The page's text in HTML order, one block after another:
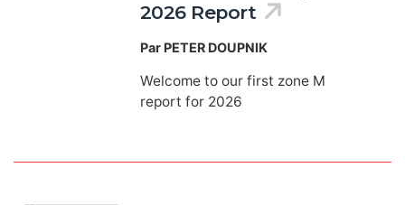
2026 Report
Par PETER DOUPNIK
Welcome to our first zone M
report for 2026